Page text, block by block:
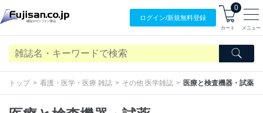
ログイン/新規無料登録
0
カート メニュー
トップ 看護・医学・医療 雑誌 その他 医学雑誌 医療と検査機器・試薬